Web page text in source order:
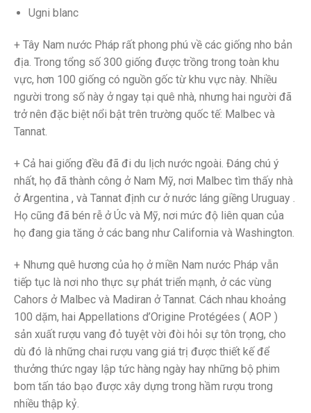
Ugni blanc
+ Tây Nam nước Pháp rất phong phú về các giống nho bản
địa. Trong tổng số 300 giống được trồng trong toàn khu
vực, hơn 100 giống có nguồn gốc từ khu vực này. Nhiều
người trong số này ở ngay tại quê nhà, nhưng hai người đã
trở nên đặc biệt nổi bật trên trường quốc tế: Malbec và
Tannat.
+ Cả hai giống đều đã đi du lịch nước ngoài. Đáng chú ý
nhất, họ đã thành công ở Nam Mỹ, nơi Malbec tìm thấy nhà
ở Argentina , và Tannat định cư ở nước láng giềng Uruguay .
Họ cũng đã bén rễ ở Úc và Mỹ, nơi mức độ liên quan của
họ đang gia tăng ở các bang như California và Washington.
+ Nhưng quê hương của họ ở miền Nam nước Pháp vẫn
tiếp tục là nơi nho thực sự phát triển mạnh, ở các vùng
Cahors ở Malbec và Madiran ở Tannat. Cách nhau khoảng
100 dặm, hai Appellations d’Origine Protégées ( AOP )
sản xuất rượu vang đỏ tuyệt vời đòi hỏi sự tôn trọng, cho
dù đó là những chai rượu vang giá trị được thiết kế để
thưởng thức ngay lập tức hàng ngày hay những bộ phim
bom tấn táo bạo được xây dựng trong hầm rượu trong
nhiều thập kỷ.